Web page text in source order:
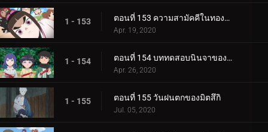
1 - 153 ตอนที่ 153 ความสามัคคีในทองคำ
Apr. 19, 2020
1 - 154 ตอนที่ 154 บททดสอบนินจาของฮิมาวาริ!!
Apr. 26, 2020
1 - 155 ตอนที่ 155 วันฝนตกของมิตสึกิ
Jul. 05, 2020